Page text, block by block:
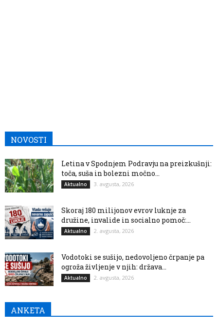
NOVOSTI
Letina v Spodnjem Podravju na preizkušnji:
toča, suša in bolezni močno...
Aktualno 3. avgusta, 2026
Skoraj 180 milijonov evrov luknje za
družine, invalide in socialno pomoč:...
Aktualno 2. avgusta, 2026
Vodotoki se sušijo, nedovoljeno črpanje pa
ogroža življenje v njih: država...
Aktualno 2. avgusta, 2026
ANKETA